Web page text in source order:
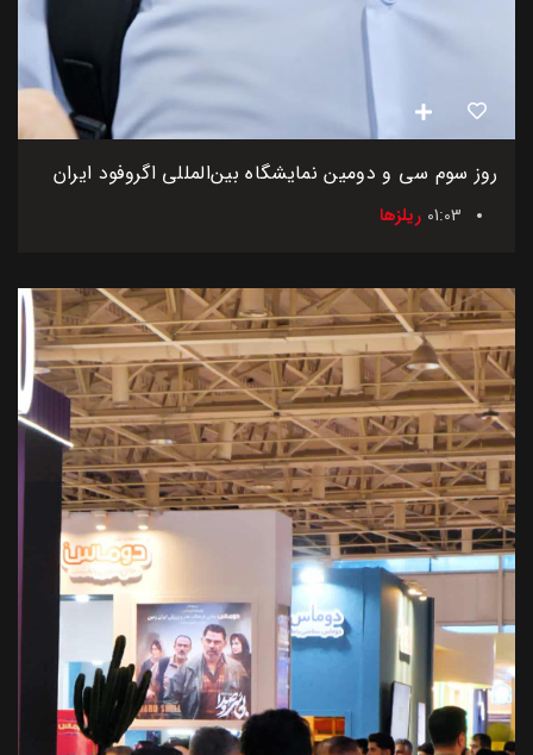
روز سوم سی و دومین نمایشگاه بین‌المللی اگروفود ایران
01:03 ریلزها